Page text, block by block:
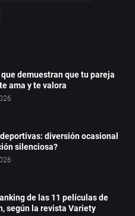
demuestran que tu pareja
ama y te valora
diversión ocasional
silenciosa?
de las 11 películas de
según la revista Variety